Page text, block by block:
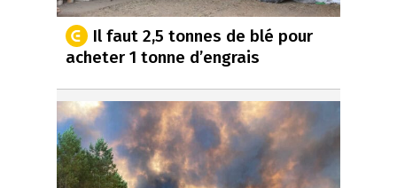
Il faut 2,5 tonnes de blé pour
acheter 1 tonne d’engrais